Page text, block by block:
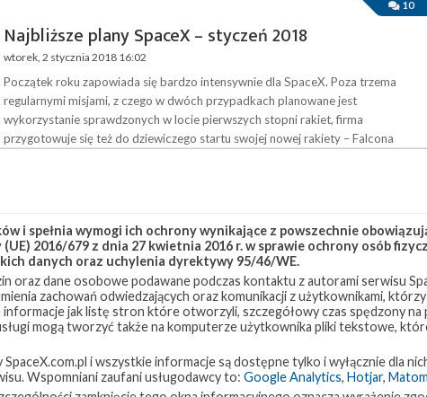
10
Najbliższe plany SpaceX – styczeń 2018
wtorek, 2 stycznia 2018 16:02
Początek roku zapowiada się bardzo intensywnie dla SpaceX. Poza trzema
regularnymi misjami, z czego w dwóch przypadkach planowane jest
wykorzystanie sprawdzonych w locie pierwszych stopni rakiet, firma
przygotowuje się też do dziewiczego startu swojej nowej rakiety – Falcona
3
Najbliższe plany SpaceX – grudzień 2017
sobota, 2 grudnia 2017 23:46
Po dłuższej niż zazwyczaj przerwie w startach, SpaceX ma zaplanowane na
grudzień co najmniej dwie misje, w tym jedną z platformy startowej SLC-40
na Cape Canaveral, na której właśnie zakończyła się odbudowa po
zeszłorocznym wybuchu Falcona 9 przed misją Amos-6 . Najpierw, na 8
grudnia, na godzinę 19:20 czasu polskiego (18:20 UTC) zaplanowano start
i spełnia wymogi ich ochrony wynikające z powszechnie
2016/679 z dnia 27 kwietnia 2016 r. w sprawie ochrony osób
danych oraz uchylenia dyrektywy 95/46/WE.
oraz dane osobowe podawane podczas kontaktu z autorami serwisu
zachowań odwiedzających oraz komunikacji z użytkownikami,
jak listę stron które otworzyli, szczegółowy czas spędzony
mogą tworzyć także na komputerze użytkownika pliki tekstowe,
i wszystkie informacje są dostępne tylko i wyłącznie dla
Wspomniani zaufani usługodawcy to: Google Analytics, Hotjar,